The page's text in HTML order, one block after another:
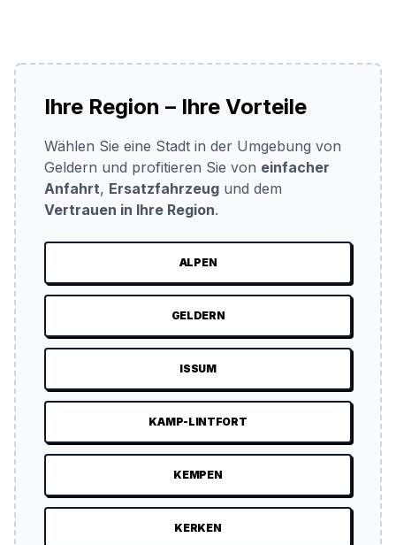
Ihre Region – Ihre Vorteile
Wählen Sie eine Stadt in der Umgebung von
Geldern und profitieren Sie von einfacher
Anfahrt, Ersatzfahrzeug und dem
Vertrauen in Ihre Region.
ALPEN
GELDERN
ISSUM
KAMP-LINTFORT
KEMPEN
KERKEN